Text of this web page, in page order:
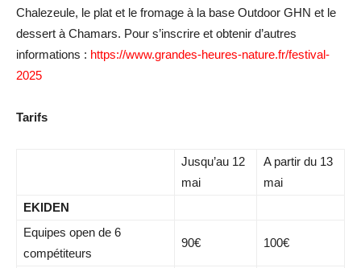
Chalezeule, le plat et le fromage à la base Outdoor GHN et le
dessert à Chamars. Pour s’inscrire et obtenir d’autres
informations : https://www.grandes-heures-nature.fr/festival-
2025
Tarifs
Jusqu’au 12
mai
A partir du 13
mai
EKIDEN
Equipes open de 6
compétiteurs
90€ 100€